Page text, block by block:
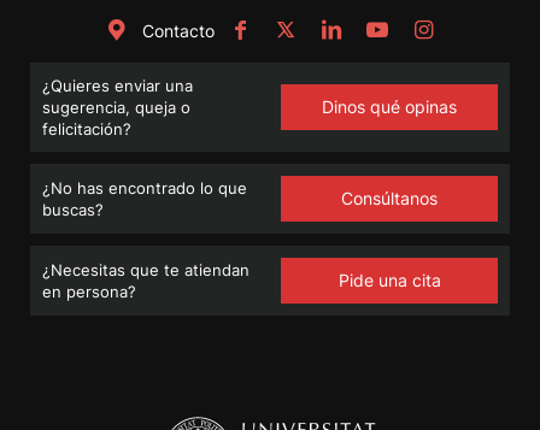
Contacto
¿Quieres enviar una
sugerencia, queja o
felicitación?
Dinos qué opinas
¿No has encontrado lo que
buscas?
Consúltanos
¿Necesitas que te atiendan
en persona?
Pide una cita